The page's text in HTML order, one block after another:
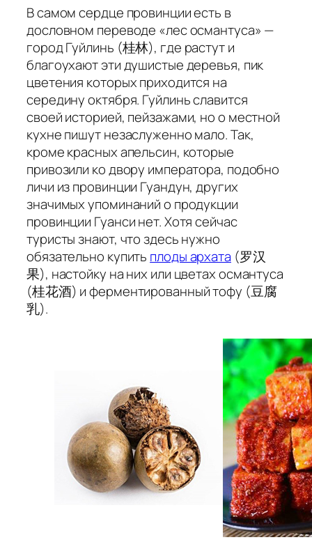
В самом сердце провинции есть в
дословном переводе «лес османтуса» —
город Гуйлинь (桂林), где растут и
благоухают эти душистые деревья, пик
цветения которых приходится на
середину октября. Гуйлинь славится
своей историей, пейзажами, но о местной
кухне пишут незаслуженно мало. Так,
кроме красных апельсин, которые
привозили ко двору императора, подобно
личи из провинции Гуандун, других
значимых упоминаний о продукции
провинции Гуанси нет. Хотя сейчас
туристы знают, что здесь нужно
обязательно купить плоды архата (罗汉
果), настойку на них или цветах османтуса
(桂花酒) и ферментированный тофу (豆腐
乳).